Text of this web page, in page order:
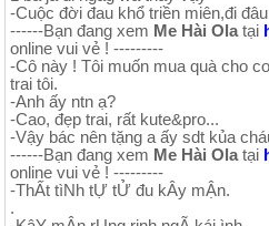
-Cuộc đời đau khổ triền miên,đi
------Bạn đang xem Me Hài Ola tại
online vui vẻ ! ---------
-Cô này ! Tôi muốn mua quà cho
trai tôi.
-Anh ấy ntn ạ?
-Cao, đẹp trai, rất kute&pro...
-Vậy bác nên tặng a ấy sdt kủa
------Bạn đang xem Me Hài Ola tại
online vui vẻ ! ---------
-ThẤt tìNh tỰ tỬ đu kÂy mẬn.
.